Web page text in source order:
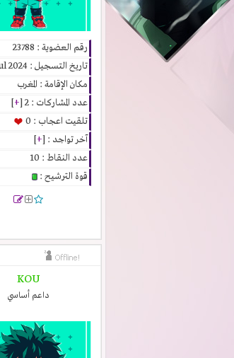
رقم العضوية : 23788
تاريخ التسجيل : Jul 2024
مكان الإقامة : المغرب
عدد المشاركات : 2 [
+
]
تلقيت اعجاب : 0
آخر تواجد : [+
]
عدد النقاط : 10
قوة الترشيح :
KOU
داعم أساسي